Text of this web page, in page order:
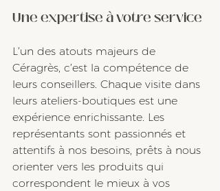
Une expertise à votre service
L’un des atouts majeurs de
Céragrès, c’est la compétence de
leurs conseillers. Chaque visite dans
leurs ateliers-boutiques est une
expérience enrichissante. Les
représentants sont passionnés et
attentifs à nos besoins, prêts à nous
orienter vers les produits qui
correspondent le mieux à vos